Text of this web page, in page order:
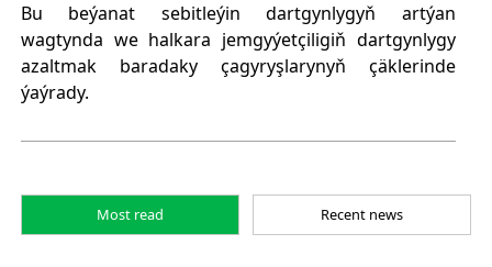
Bu beýanat sebitleýin dartgynlygyň artýan
wagtynda we halkara jemgyýetçiligiň dartgynlygy
azaltmak baradaky çagyryşlarynyň çäklerinde
ýaýrady.
Most read Recent news